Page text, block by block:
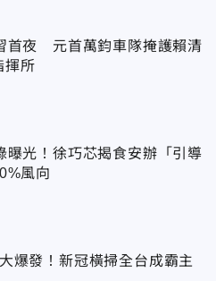
首夜 元首萬鈞車隊掩護賴清
揮所
曝光！徐巧芯揭食安辦「引導
風向
爆發！新冠橫掃全台成霸主